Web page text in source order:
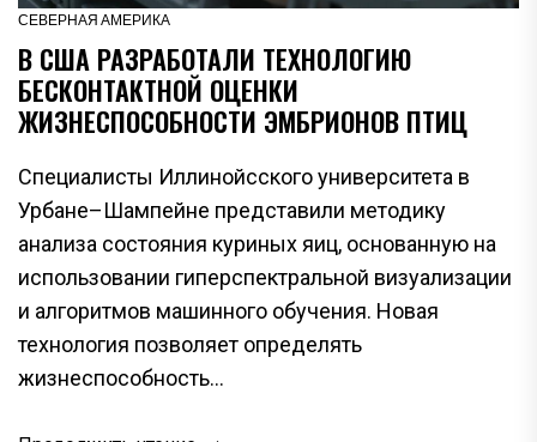
СЕВЕРНАЯ АМЕРИКА
В США РАЗРАБОТАЛИ ТЕХНОЛОГИЮ
БЕСКОНТАКТНОЙ ОЦЕНКИ
ЖИЗНЕСПОСОБНОСТИ ЭМБРИОНОВ ПТИЦ
Специалисты Иллинойсского университета в
Урбане–Шампейне представили методику
анализа состояния куриных яиц, основанную на
использовании гиперспектральной визуализации
и алгоритмов машинного обучения. Новая
технология позволяет определять
жизнеспособность...